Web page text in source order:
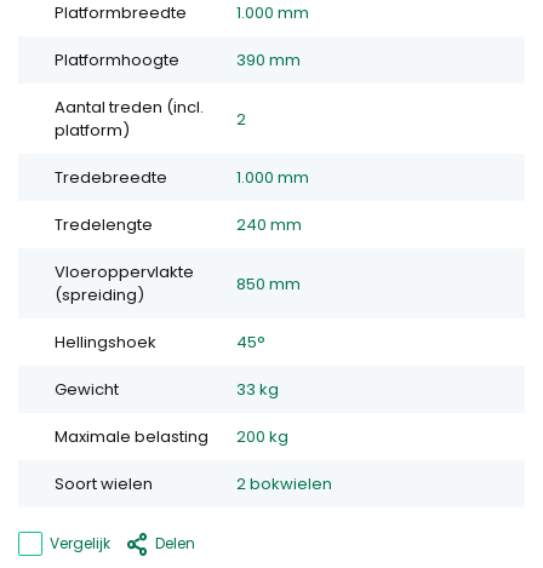
Platformbreedte 1.000 mm
Platformhoogte 390 mm
Aantal treden (incl.
platform)
2
Tredebreedte 1.000 mm
Tredelengte 240 mm
Vloeroppervlakte
(spreiding)
850 mm
Hellingshoek 45°
Gewicht 33 kg
Maximale belasting 200 kg
Soort wielen 2 bokwielen
Vergelijk Delen